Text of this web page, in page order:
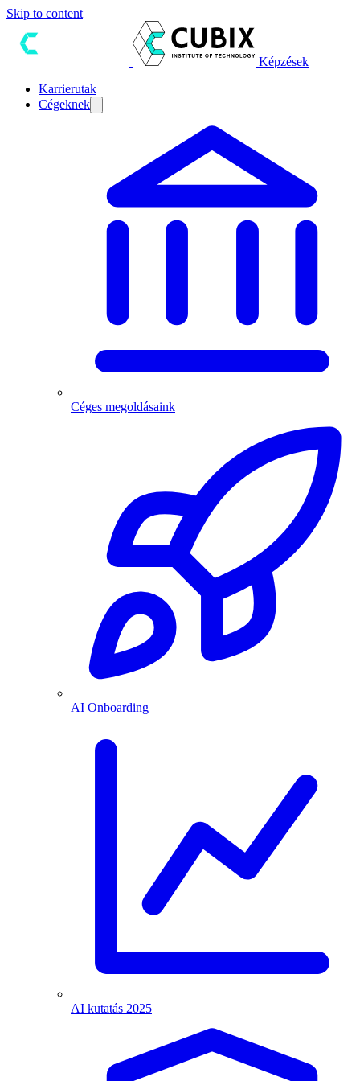
Skip to content
Képzések
Karrierutak
Cégeknek
Céges megoldásaink
AI Onboarding
AI kutatás 2025